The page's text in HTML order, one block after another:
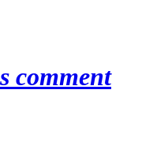
comment